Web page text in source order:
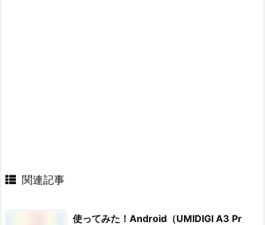
関連記事
使ってみた！Android（UMIDIGI A3 Pr